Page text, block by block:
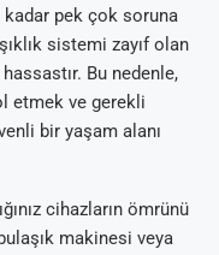
kadar pek çok soruna
sistemi zayıf olan
Bu nedenle,
etmek ve gerekli
bir yaşam alanı
cihazların ömrünü
makinesi veya